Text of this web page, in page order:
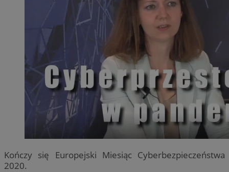
Kończy się Europejski Miesiąc Cyberbezpieczeństwa
2020.